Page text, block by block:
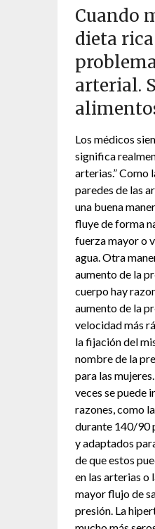
Cuando
dieta
arterial.
Los médicos
significa
arterias.” Como
paredes de las
una buena
fluye de forma
fuerza mayor o
agua. Otra
aumento de la
cuerpo hay
aumento de la
velocidad más
la fijación del
nombre de la
para las
veces se puede
razones, como
durante 140/90
y adaptados
de que estos
en las arterias o
mayor flujo de
presión. La